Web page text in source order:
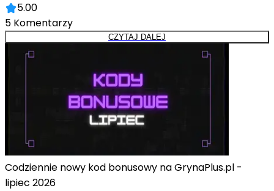
5.00
5 Komentarzy
CZYTAJ DALEJ
Codziennie nowy kod bonusowy na GrynaPlus.pl -
lipiec 2026